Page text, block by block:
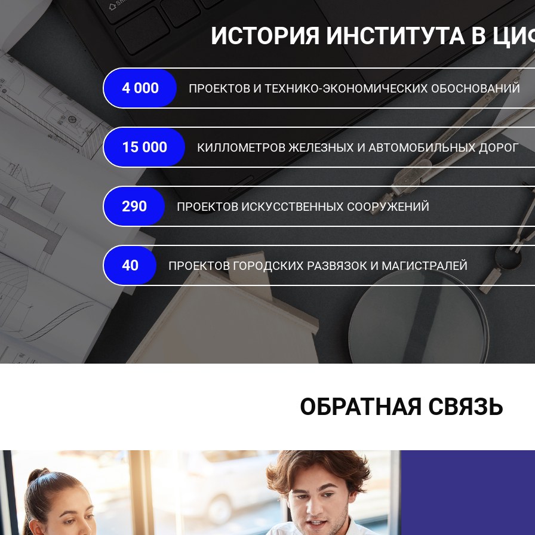
ИСТОРИЯ ИНСТИТУТА В
4 000 ПРОЕКТОВ И ТЕХНИКО-ЭКОНОМИЧЕСКИХ ОБОСНОВАНИЙ
15 000 КИЛЛОМЕТРОВ ЖЕЛЕЗНЫХ И АВТОМОБИЛЬНЫХ ДОРОГ
290 ПРОЕКТОВ ИСКУССТВЕННЫХ СООРУЖЕНИЙ
40 ПРОЕКТОВ ГОРОДСКИХ РАЗВЯЗОК И МАГИСТРАЛЕЙ
ОБРАТНАЯ СВЯЗЬ